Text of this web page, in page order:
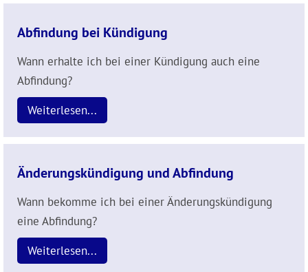
Abfindung bei Kündigung
Wann erhalte ich bei einer Kündigung auch eine
Abfindung?
Weiterlesen...
Änderungskündigung und Abfindung
Wann bekomme ich bei einer Änderungskündigung
eine Abfindung?
Weiterlesen...